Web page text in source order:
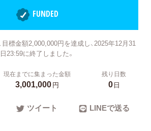
FUNDED
標金額2,000,000円を達成し、2025年12月31
日23:59に終了しました。
現在までに集まった金額
3,001,000円
残り日数
0日
ツイート LINEで送る